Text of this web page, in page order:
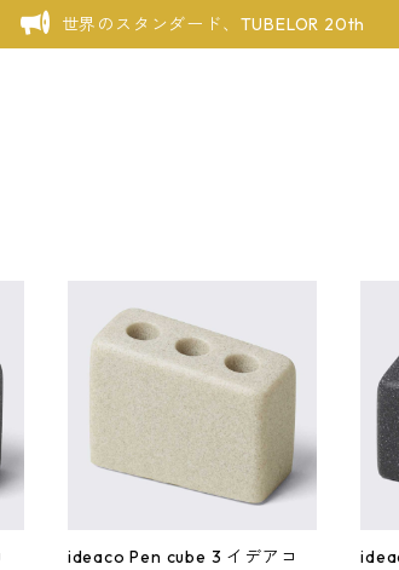
世界のスタンダード、TUBELOR 20th
ideaco Pen cube 3 イデアコ